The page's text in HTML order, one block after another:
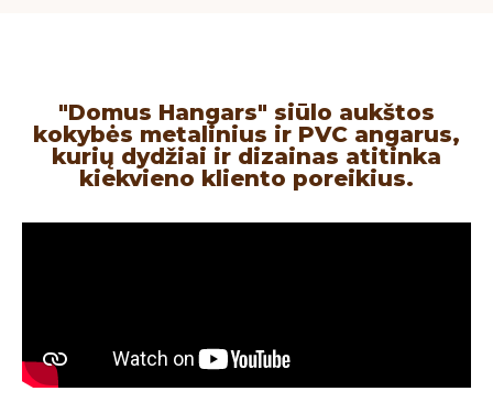
"Domus Hangars" siūlo aukštos
kokybės metalinius ir PVC angarus,
kurių dydžiai ir dizainas atitinka
kiekvieno kliento poreikius.